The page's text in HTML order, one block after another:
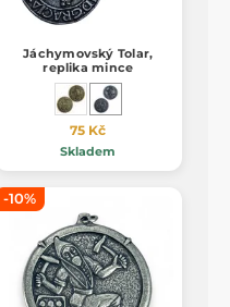
Jáchymovský Tolar,
replika mince
75 Kč
Skladem
-10%